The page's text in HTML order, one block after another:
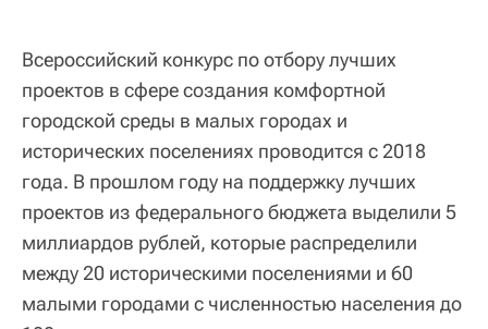
Всероссийский конкурс по отбору лучших
проектов в сфере создания комфортной
городской среды в малых городах и
исторических поселениях проводится с 2018
года. В прошлом году на поддержку лучших
проектов из федерального бюджета выделили 5
миллиардов рублей, которые распределили
между 20 историческими поселениями и 60
малыми городами с численностью населения до